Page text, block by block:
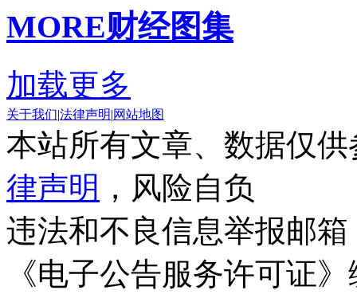
MORE财经图集
加载更多
关于我们|法律声明|网站地图
本站所有文章、数据仅
律声明 ，风险自负
违法和不良信息举报邮箱
《电子公告服务许可证